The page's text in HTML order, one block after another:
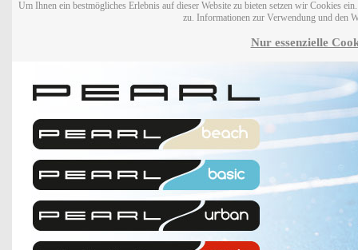
Um Ihnen ein bestmögliches Erlebnis auf dieser Website zu bieten setzen wir Cookies
zu. Informationen zur Verwendung und den
Nur essenzielle